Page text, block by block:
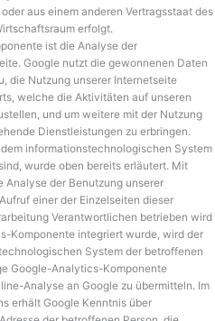
aus einem anderen Vertragsstaat des
erfolgt.
ist die Analyse der
Google nutzt die gewonnenen Daten
die Nutzung unserer Internetseite
welche die Aktivitäten auf unseren
und um weitere mit der Nutzung
Dienstleistungen zu erbringen.
informationstechnologischen System
wurde oben bereits erläutert. Mit
Analyse der Benutzung unserer
einer der Einzelseiten dieser
Verantwortlichen betrieben wird
Komponente integriert wurde, wird der
System der betroffenen
Google-Analytics-Komponente
Analyse an Google zu übermitteln. Im
erhält Google Kenntnis über